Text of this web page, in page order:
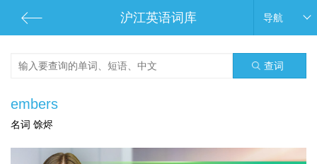
沪江英语词库 导航
查词
embers
名词 馀烬